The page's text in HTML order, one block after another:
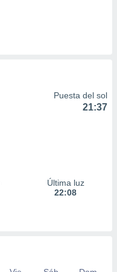
Puesta del sol
21:37
Última luz
22:08